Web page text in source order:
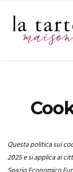
Questa politica sui
2025 e si applica ai